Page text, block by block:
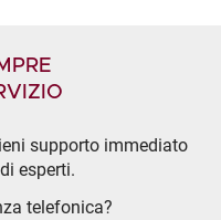
supporto immediato
esperti.
telefonica?